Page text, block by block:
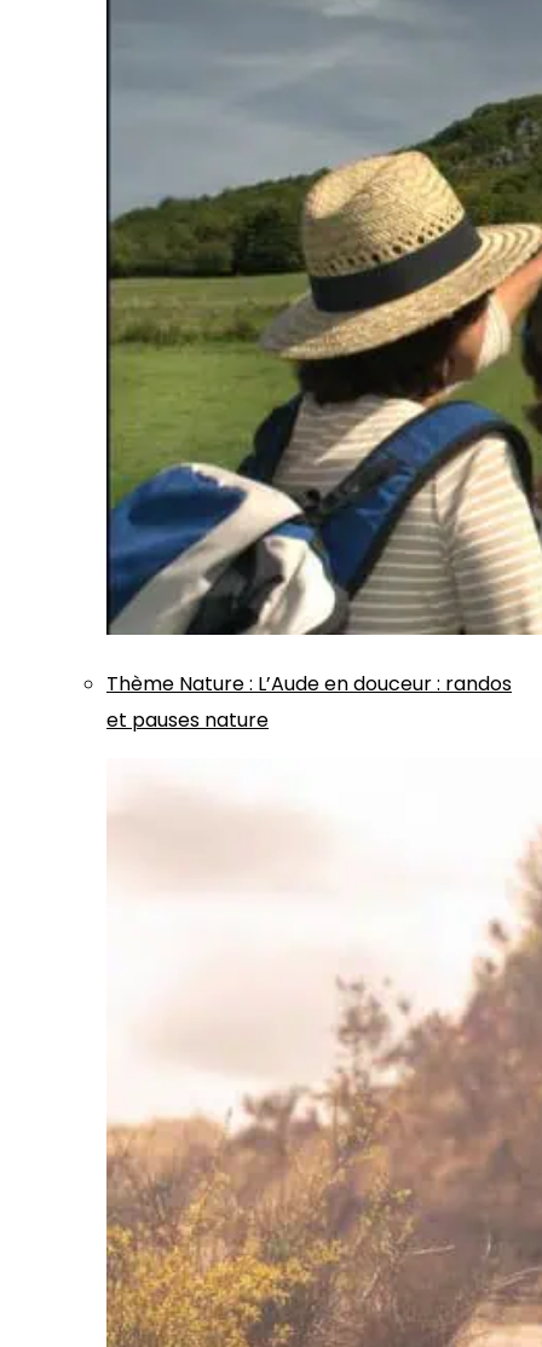
Thème Nature: L’Aude en douceur : randos
et pauses nature